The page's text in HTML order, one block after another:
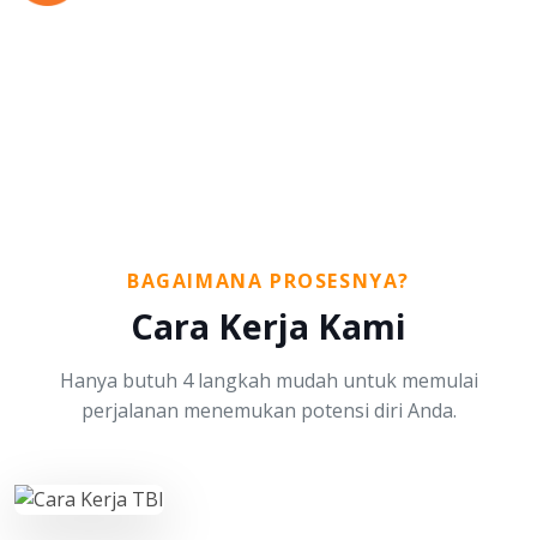
BAGAIMANA PROSESNYA?
Cara Kerja Kami
Hanya butuh 4 langkah mudah untuk memulai
perjalanan menemukan potensi diri Anda.